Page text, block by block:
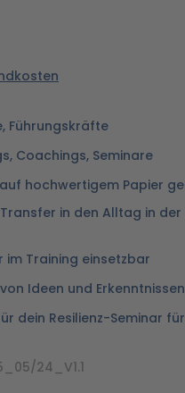
Führungskräfte
Coachings, Seminare
hochwertigem Papier
in den Alltag in
im Training einsetzbar
Ideen und
dein Resilienz-Seminar
24_V1.1